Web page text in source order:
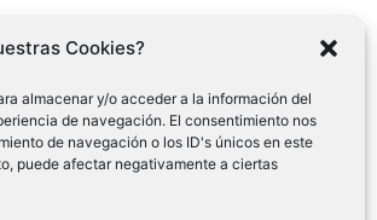
Cookies?
almacenar y/o acceder a la información del
de navegación. El consentimiento nos
de navegación o los ID's únicos en este
puede afectar negativamente a ciertas